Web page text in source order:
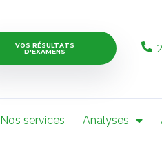
VOS RÉSULTATS
D'EXAMENS
Nos services Analyses